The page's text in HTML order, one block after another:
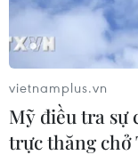
Trung Quốc,
13/12/2018 13:03
Thủ tướng
sứ Trung Quốc tại
Mạch Kim
nhận nhiệm vụ
vietnamplus.vn
Mỹ điều tra sự
trực thăng chở